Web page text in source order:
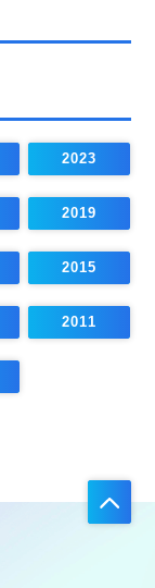
2023
2019
2015
2011